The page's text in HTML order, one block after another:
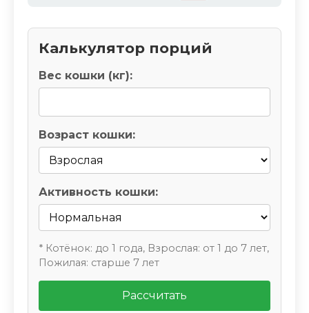
Калькулятор порций
Вес кошки (кг):
Возраст кошки:
Активность кошки:
* Котёнок: до 1 года, Взрослая: от 1 до 7 лет,
Пожилая: старше 7 лет
Рассчитать